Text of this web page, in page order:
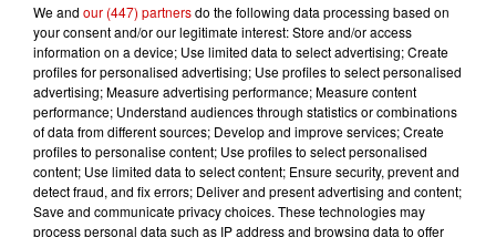
de la...
Destination Vacances : inscrivez-
vous !
We and our (447) partnersdo the following data processing based on
your consent and/or our legitimate interest: Store and/or access
information on a device; Use limited data to select advertising; Create
profiles for personalised advertising; Use profiles to select personalised
advertising; Measure advertising performance; Measure content
performance; Understand audiences through statistics or combinations
of data from different sources; Develop and improve services; Create
profiles to personalise content; Use profiles to select personalised
content; Use limited data to select content; Ensure security, prevent and
detect fraud, and fix errors; Deliver and present advertising and content;
Save and communicate privacy choices. These technologies may
process personal data such as IP address and browsing data to offer